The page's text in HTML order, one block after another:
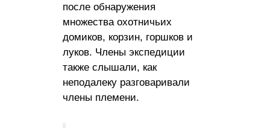
после обнаружения
множества охотничьих
домиков, корзин, горшков и
луков. Члены экспедиции
также слышали, как
неподалеку разговаривали
члены племени.